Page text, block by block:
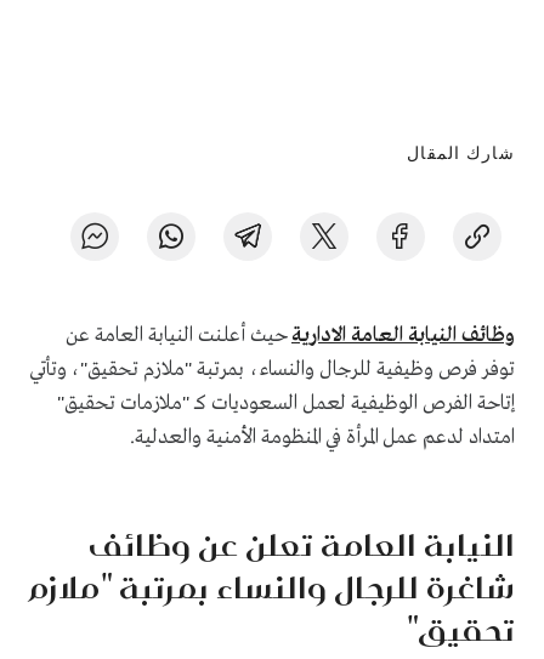
شارك المقال
وظائف النيابة العامة الاداريةحيث أعلنت النيابة العامة عن
توفر فرص وظيفية للرجال والنساء، بمرتبة "ملازم تحقيق"، وتأتي
إتاحة الفرص الوظيفية لعمل السعوديات كـ "ملازمات تحقيق"
امتداد لدعم عمل المرأة في المنظومة الأمنية والعدلية.
النيابة العامة تعلن عن وظائف
شاغرة للرجال والنساء بمرتبة "ملازم
تحقيق"